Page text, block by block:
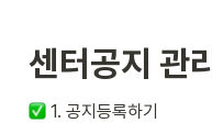
센터공지 관리
1. 공지등록하기